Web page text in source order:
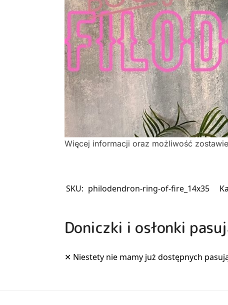
Więcej informacji oraz możliwość
SKU: philodendron-ring-of-fire_14x35
Doniczki i osłonki